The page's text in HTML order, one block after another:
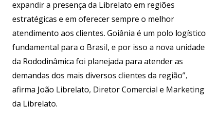
expandir a presença da Librelato em regiões
estratégicas e em oferecer sempre o melhor
atendimento aos clientes. Goiânia é um polo logístico
fundamental para o Brasil, e por isso a nova unidade
da Rododinâmica foi planejada para atender as
demandas dos mais diversos clientes da região”,
afirma João Librelato, Diretor Comercial e Marketing
da Librelato.